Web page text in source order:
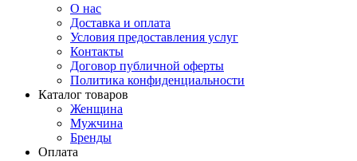
О нас
Доставка и оплата
Условия предоставления услуг
Контакты
Договор публичной оферты
Политика конфиденциальности
Каталог товаров
Женщина
Мужчина
Бренды
Оплата